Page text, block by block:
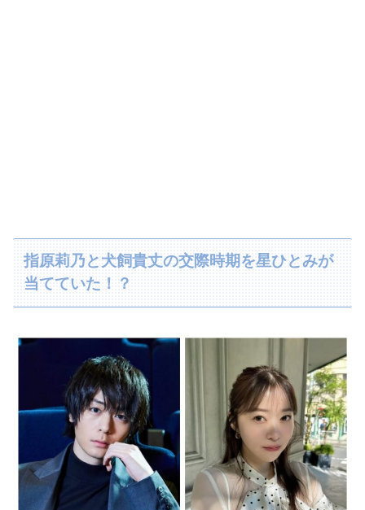
指原莉乃と犬飼貴丈の交際時期を星ひとみが
当てていた！？